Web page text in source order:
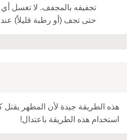
تجفيفه بالمجفف. لا تغسل
حتى تجف (أو رطبة قليلاً)
هذه الطريقة جيدة لأن المطهر يقتل
استخدام هذه الطريقة باعتدال!